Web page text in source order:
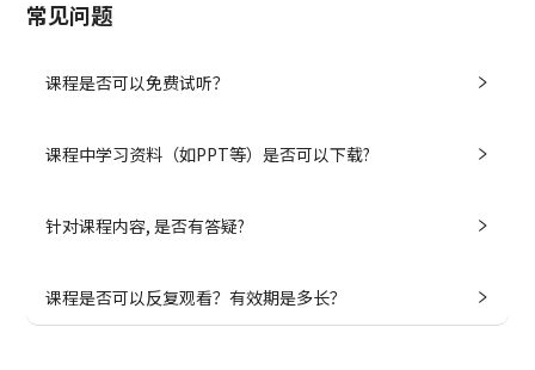
常见问题
课程是否可以免费试听？
课程中学习资料（如PPT等）是否可以下载?
针对课程内容, 是否有答疑?
课程是否可以反复观看？有效期是多长？